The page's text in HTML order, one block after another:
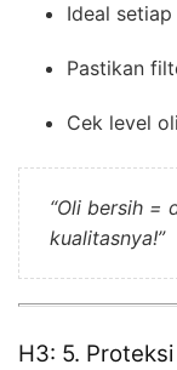
Ideal
Pastikan
Cek level
“Oli bersih =
kualitasnya!”
H3: 5.